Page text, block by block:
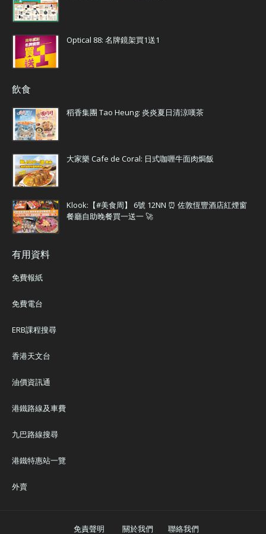
Optical 88: 名牌鏡架買1送1
飲食
稻香集團 Tao Heung: 炎炎夏日清涼嘆茶
大家樂 Cafe de Coral: 日式咖喱牛面肉焗飯
Klook:【#美食周】 6號 12NN ⏰ 佐敦恆豐酒店紅煙窗
餐廳自助晚餐買一送一 🚀
有用資料
免費報紙
免費電台
ERB課程搜尋
香港天文台
油價資訊通
港鐵路線及車費
九巴路線搜尋
港鐵特惠站一覽
外賣
免責聲明 關於我們 聯絡我們